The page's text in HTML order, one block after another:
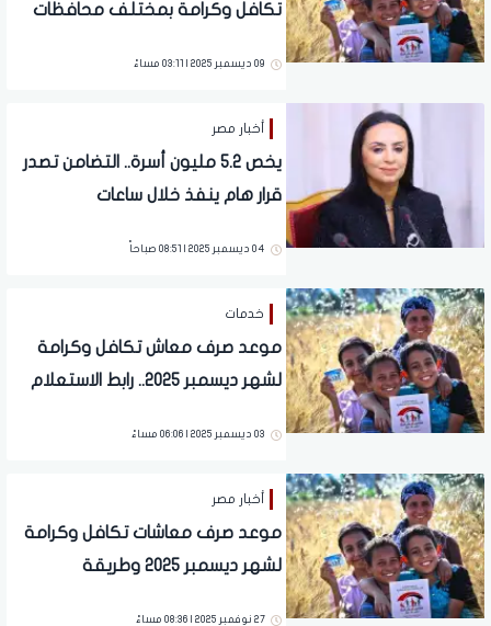
تكافل وكرامة بمختلف محافظات
09 ديسمبر 2025 | 03:11 مساءً
أخبار مصر
يخص 5.2 مليون أسرة.. التضامن تصدر
قرار هام ينفذ خلال ساعات
04 ديسمبر 2025 | 08:51 صباحاً
خدمات
موعد صرف معاش تكافل وكرامة
لشهر ديسمبر 2025.. رابط الاستعلام
03 ديسمبر 2025 | 06:06 مساءً
أخبار مصر
موعد صرف معاشات تكافل وكرامة
لشهر ديسمبر 2025 وطريقة
27 نوفمبر 2025 | 08:36 مساءً